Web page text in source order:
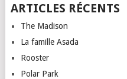
ARTICLES RÉCENTS
The Madison
La famille Asada
Rooster
Polar Park